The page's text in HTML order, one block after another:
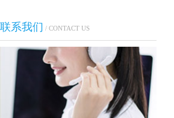
联系我们 / CONTACT US